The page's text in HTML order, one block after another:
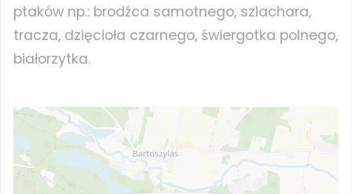
ptaków np.: brodźca samotnego, szlachara,
tracza, dzięcioła czarnego, świergotka polnego,
białorzytka.